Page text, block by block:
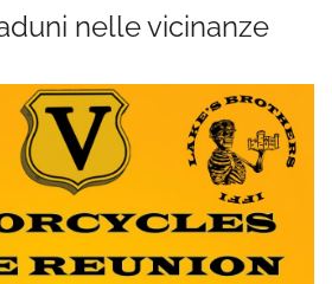
nelle vicinanze